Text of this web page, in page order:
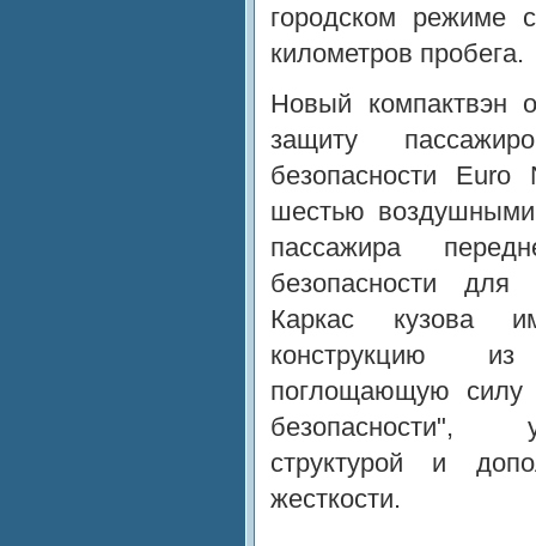
городском режиме
километров пробега.
Новый компактвэн
защиту
безопасности
шестью
пассажира
безопасности
Каркас кузова
конструкцию
поглощающую силу
безопасности",
структурой и
жесткости.